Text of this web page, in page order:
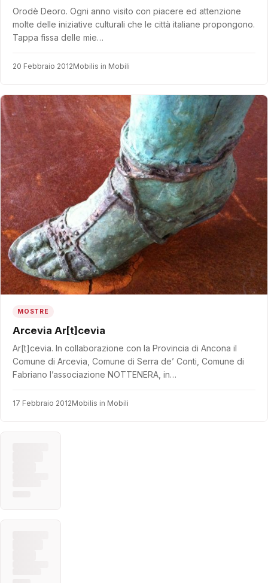
Orodè Deoro. Ogni anno visito con piacere ed attenzione
molte delle iniziative culturali che le città italiane propongono.
Tappa fissa delle mie…
20 Febbraio 2012Mobilis in Mobili
MOSTRE
Arcevia Ar[t]cevia
Ar[t]cevia. In collaborazione con la Provincia di Ancona il
Comune di Arcevia, Comune di Serra de’ Conti, Comune di
Fabriano l’associazione NOTTENERA, in…
17 Febbraio 2012Mobilis in Mobili